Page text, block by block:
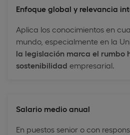
Enfoque global y relevancia
Aplica los conocimientos en
mundo, especialmente en la
la legislación marca el rumbo
sostenibilidad empresarial.
Salario medio anual
En puestos senior o con